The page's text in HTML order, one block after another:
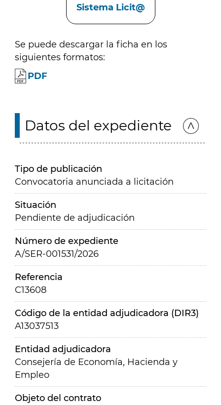
Sistema Licit@
Se puede descargar la ficha en los
siguientes formatos:
PDF
Datos del expediente
Tipo de publicación
Convocatoria anunciada a licitación
Situación
Pendiente de adjudicación
Número de expediente
A/SER-001531/2026
Referencia
C13608
Código de la entidad adjudicadora (DIR3)
A13037513
Entidad adjudicadora
Consejería de Economía, Hacienda y
Empleo
Objeto del contrato